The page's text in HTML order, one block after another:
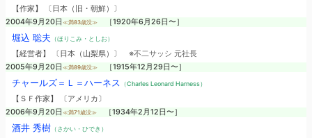
【作家】 〔日本（旧・朝鮮）〕
2004年9月20日 ≪満83歳没≫ ［1920年6月26日〜］
堀込 聡夫 （ほりこみ・としお）
【経営者】 〔日本（山梨県）〕 ※不二サッシ 元社長
2005年9月20日 ≪満89歳没≫ ［1915年12月29日〜］
チャールズ＝Ｌ＝ハーネス （Charles Leonard Harness）
【ＳＦ作家】 〔アメリカ〕
2006年9月20日 ≪満71歳没≫ ［1934年2月12日〜］
酒井 秀樹（さかい・ひでき）